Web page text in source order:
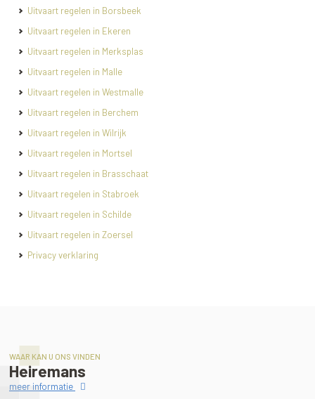
Uitvaart regelen in Borsbeek
Uitvaart regelen in Ekeren
Uitvaart regelen in Merksplas
Uitvaart regelen in Malle
Uitvaart regelen in Westmalle
Uitvaart regelen in Berchem
Uitvaart regelen in Wilrijk
Uitvaart regelen in Mortsel
Uitvaart regelen in Brasschaat
Uitvaart regelen in Stabroek
Uitvaart regelen in Schilde
Uitvaart regelen in Zoersel
Privacy verklaring
WAAR KAN U ONS VINDEN
Heiremans
meer informatie